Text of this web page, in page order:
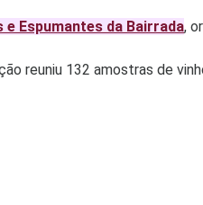
e Espumantes da Bairrada,
reuniu 132 amostras de